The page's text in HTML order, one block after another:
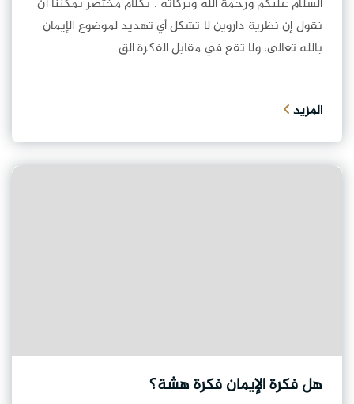
السلام عليكم ورحمة الله وبركاته : بكلام مختصر يمكننا أن
نقول إن نظرية داروين لا تشكل أي تهديد لموضوع الإيمان
بالله تعالى، ولا تقع في مقابل الفكرة الق...
المزيد
هل فكرة الإيمان فكرة هشة؟